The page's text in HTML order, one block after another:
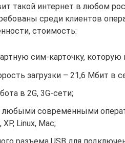
такой интернет в любом
среди клиентов
стоимость:
сим-карточку, которую
загрузки – 21,6 Мбит в
в 2G, 3G-сети;
любыми современными
Linux, Mac;